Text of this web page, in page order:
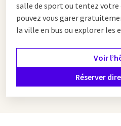
salle de sport ou tentez votre
pouvez vous garer
la ville en bus ou explorer les
Voir
Réserver